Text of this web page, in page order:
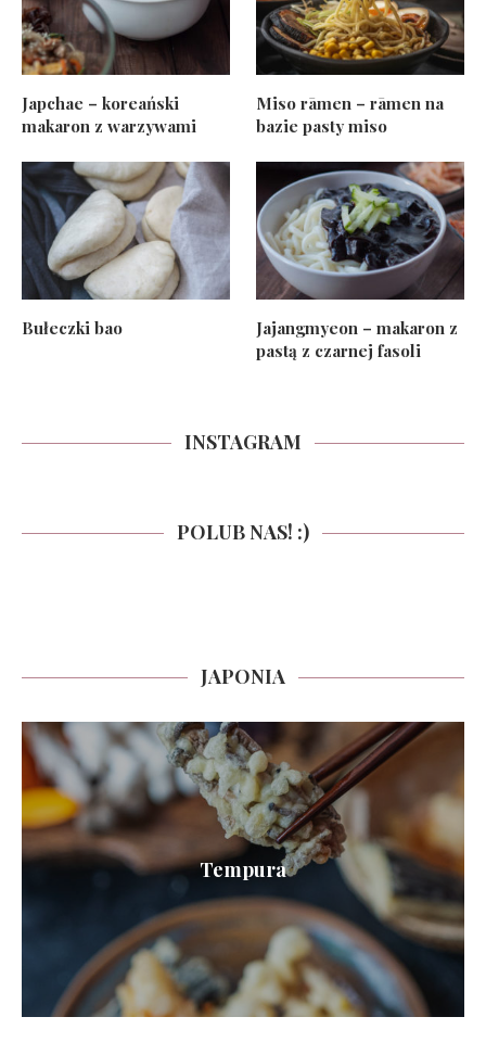
Japchae – koreański
makaron z warzywami
Miso rāmen – rāmen na
bazie pasty miso
Bułeczki bao
Jajangmyeon – makaron z
pastą z czarnej fasoli
INSTAGRAM
POLUB NAS! :)
JAPONIA
Tempura